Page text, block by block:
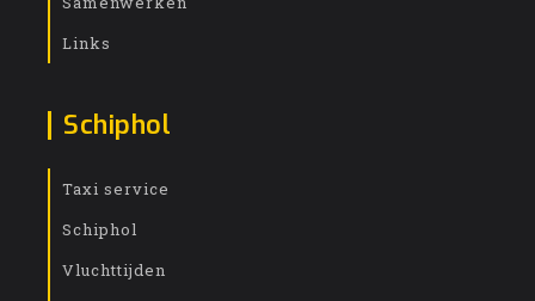
Links
Schiphol
Taxi service
Schiphol
Vluchttijden